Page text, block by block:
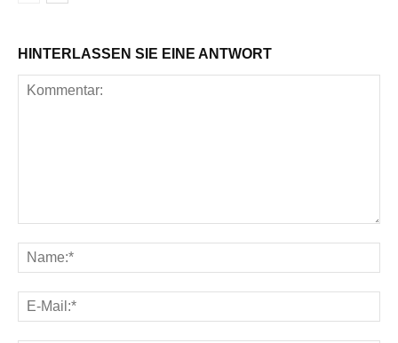
HINTERLASSEN SIE EINE ANTWORT